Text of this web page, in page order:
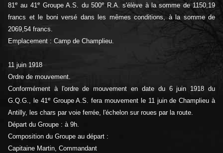
81e au 41e Groupe A.S. du 500eR.A. s'élève à la somme de 1150,19
francs et le boni versé dans les mêmes conditions, à la somme de
2069,54 francs.
Emplacement : Camp de Champlieu.
11 juin 1918
Ordre de mouvement.
Conformément à l'ordre de mouvement en date du 6 juin 1918 du
G.Q.G., le 41e Groupe A.S. fera mouvement le 11 juin de Champlieu à
Antilly, les chars par voie ferrée, l'échelon sur roues par la route.
Départ du Groupe : à 9h.
Composition du Groupe au départ :
Capitaine Martin, Commandant